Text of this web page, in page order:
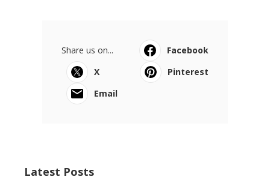
Share us on...
Facebook
X
Pinterest
Email
Latest Posts